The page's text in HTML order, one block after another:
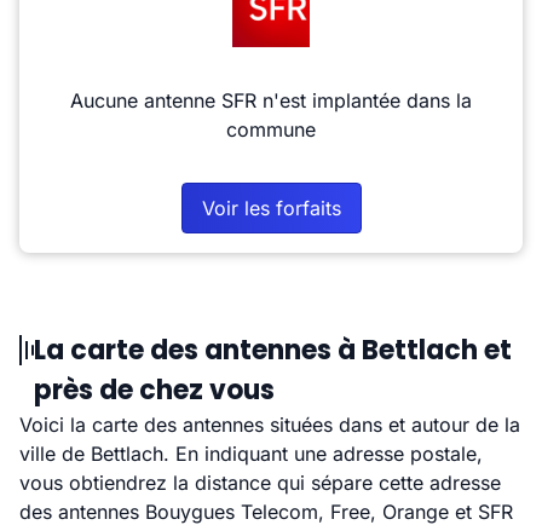
Aucune antenne SFR n'est implantée dans la
commune
Voir les forfaits
La carte des antennes à Bettlach et
près de chez vous
Voici la carte des antennes situées dans et autour de la
ville de Bettlach. En indiquant une adresse postale,
vous obtiendrez la distance qui sépare cette adresse
des antennes Bouygues Telecom, Free, Orange et SFR